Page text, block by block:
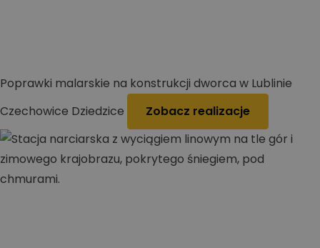
Poprawki malarskie na konstrukcji dworca w Lublinie
Czechowice Dziedzice
Zobacz realizacje